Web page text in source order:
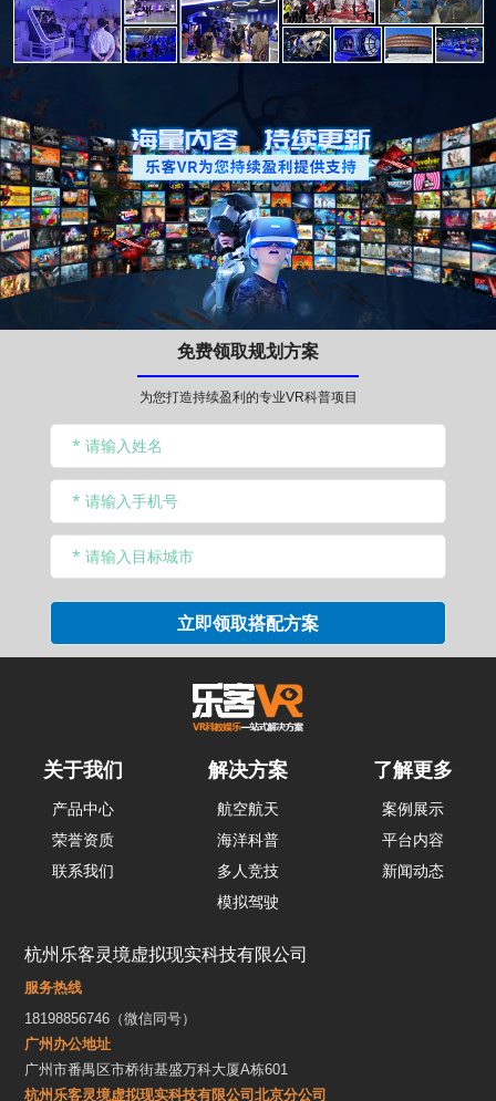
免费领取规划方案
为您打造持续盈利的专业VR科普项目
关于我们
产品中心
荣誉资质
联系我们
解决方案
航空航天
海洋科普
多人竞技
模拟驾驶
了解更多
案例展示
平台内容
新闻动态
杭州乐客灵境虚拟现实科技有限公司
服务热线
18198856746（微信同号）
广州办公地址
广州市番禺区市桥街基盛万科大厦A栋601
杭州乐客灵境虚拟现实科技有限公司北京分公司